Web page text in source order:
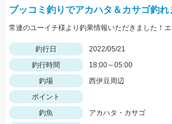
ブッコミ釣りでアカハタ＆カサゴ釣れ
釣行日
2022/05/21
釣行時間
18:00～05:00
釣場
西伊豆周辺
ポイント
釣魚
アカハタ・カサゴ